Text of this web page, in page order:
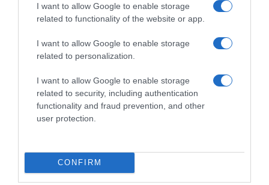
I want to allow Google to enable storage
related to functionality of the website or app.
I want to allow Google to enable storage
related to personalization.
I want to allow Google to enable storage
related to security, including authentication
functionality and fraud prevention, and other
user protection.
CONFIRM
Svi ovi znakovi nisu osuda, već prilika za introspekciju i
aspekt života, mora njegovati i održavati, a prepoznavanje
problema prvi je korak ka njihovom rješavanju.
odmorimozak.com